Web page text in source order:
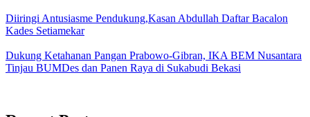
Diiringi Antusiasme Pendukung,Kasan Abdullah Daftar Bacalon
Kades Setiamekar
Dukung Ketahanan Pangan Prabowo-Gibran, IKA BEM Nusantara
Tinjau BUMDes dan Panen Raya di Sukabudi Bekasi